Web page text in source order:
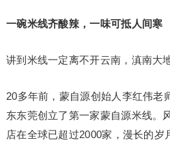
一碗米线齐酸辣，一味可抵人间寒
讲到米线一定离不开云南，滇南大
20多年前，蒙自源创始人李红伟老
东东莞创立了第一家蒙自源米线。
店在全球已超过2000家，漫长的岁